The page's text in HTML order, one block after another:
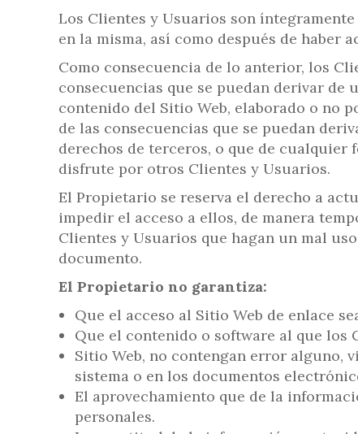
Los Clientes y Usuarios son
en la misma, así como después de haber
Como consecuencia de lo anterior, los
consecuencias que se puedan derivar
contenido del Sitio Web, elaborado o no
de las consecuencias que se puedan
derechos de terceros, o que de
disfrute por otros Clientes y Usuarios.
El Propietario se reserva el derecho a
impedir el acceso a ellos, de manera
Clientes y Usuarios que hagan un mal
documento.
El Propietario no garantiza:
Que el acceso al Sitio Web de enlace
Que el contenido o software al que los
Sitio Web, no contengan error alguno,
sistema o en los documentos
El aprovechamiento que de la
personales.